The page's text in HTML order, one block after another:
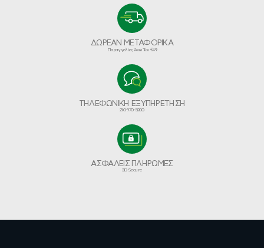
ΔΩΡΕΑΝ ΜΕΤΑΦΟΡΙΚΑ
Παραγγελίες Άνω Των €49
ΤΗΛΕΦΩΝΙΚΗ ΕΞΥΠΗΡΕΤΗΣΗ
210-970-5200
ΑΣΦΑΛΕΙΣ ΠΛΗΡΩΜΕΣ
3D Secure